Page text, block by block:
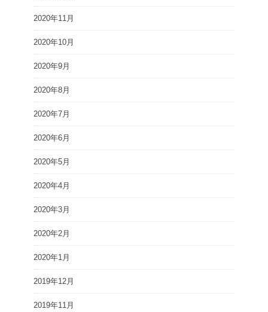
2020年11月
2020年10月
2020年9月
2020年8月
2020年7月
2020年6月
2020年5月
2020年4月
2020年3月
2020年2月
2020年1月
2019年12月
2019年11月